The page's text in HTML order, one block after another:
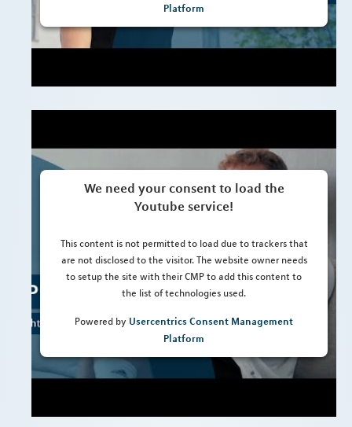
Platform
We need your consent to load the
Youtube service!
This content is not permitted to load due to trackers that
are not disclosed to the visitor. The website owner needs
to setup the site with their CMP to add this content to
the list of technologies used.
Powered by Usercentrics Consent Management
Platform